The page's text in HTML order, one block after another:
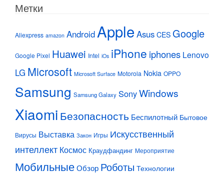
Метки
Aliexpress amazon AndroidApple Asus CES Google
Google Pixel Huawei Intel iOs iPhone iphones Lenovo
LG Microsoft Microsoft Surface Motorola Nokia OPPO
Samsung Samsung Galaxy SonyWindows
Xiaomi Безопасность Беспилотный Бытовое
Вирусы Выставка Закон Игры Искусственный
интеллект Космос Краудфандинг Мероприятие
МобильныеОбзор Роботы Технологии